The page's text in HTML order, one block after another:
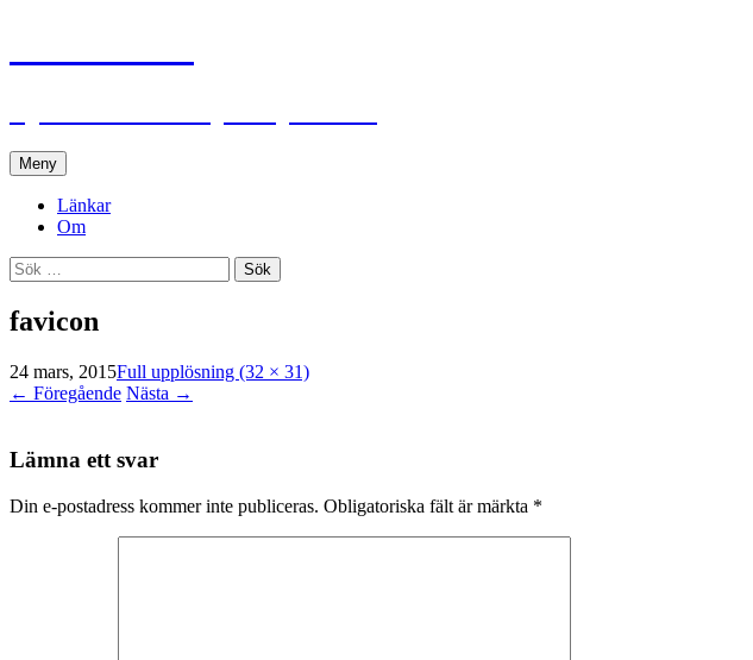
Meny Hoppa
till
innehåll
Länkar
Om
Sök
efter:
favicon
24 mars, 2015Full upplösning (32 × 31)
← Föregående Nästa →
Lämna ett svar
Din e-postadress kommer inte publiceras. Obligatoriska fält är märkta *